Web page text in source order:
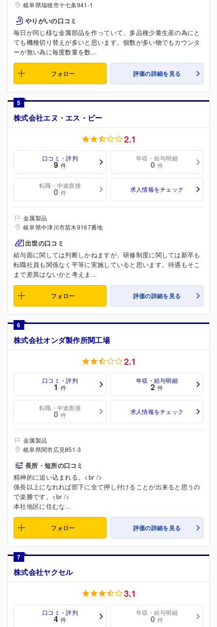
岐阜県瑞穂市十七条941-1
やりがいの口コミ
毎日が同じ様な金属部品を作っていて、多品種少量生産の為にと
ても機種切り替えが多いと思います。個数が多い物でもカウンタ
ーが無い為に毎度数量を数...
フォロー 評価の詳細を見る
5
株式会社エヌ・エス・ピー
2.1
口コミ・評判
9 件
年収・給与明細
0 件
転職・中途面接
0 件 求人情報をチェック
金属製品
岐阜県中津川市苗木9167番地
出世の口コミ
給与面に関しては判断しかねますが、研修制度に関しては新卒も
転職社員も関係なく平等に実施していると思います。待遇もそこ
まで差異はないかと考えま...
フォロー 評価の詳細を見る
6
株式会社オンダ製作所関工場
2.1
口コミ・評判
1 件
年収・給与明細
2 件
転職・中途面接
0 件 求人情報をチェック
金属製品
岐阜県関市広見851-3
長所・短所の口コミ
精神的に追い込まれる。<br />
係長以上になれれば部下に全て押し付けることが出来ると思うの
で楽勝です。<br />
本社地区に住むな...
フォロー 評価の詳細を見る
7
株式会社ヤクセル
3.1
口コミ・評判
4 件
年収・給与明細
0 件